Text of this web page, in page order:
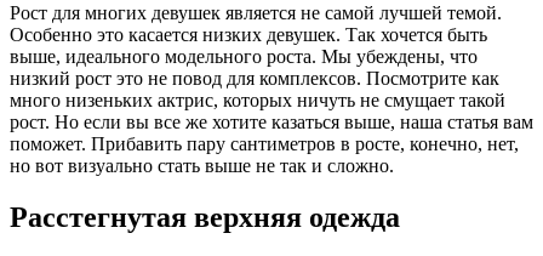
Рост для многих девушек является не самой лучшей темой.
Особенно это касается низких девушек. Так хочется быть
выше, идеального модельного роста. Мы убеждены, что
низкий рост это не повод для комплексов. Посмотрите как
много низеньких актрис, которых ничуть не смущает такой
рост. Но если вы все же хотите казаться выше, наша статья вам
поможет. Прибавить пару сантиметров в росте, конечно, нет,
но вот визуально стать выше не так и сложно.
Расстегнутая верхняя одежда